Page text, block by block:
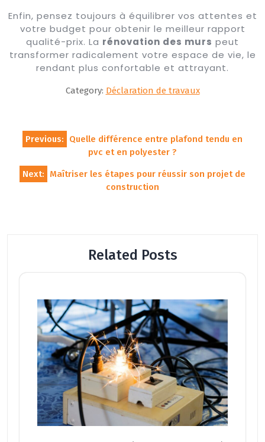
Enfin, pensez toujours à équilibrer vos attentes et
votre budget pour obtenir le meilleur rapport
qualité-prix. La rénovation des murs peut
transformer radicalement votre espace de vie, le
rendant plus confortable et attrayant.
Category: Déclaration de travaux
Navigation
de
l’article
Previous:
Quelle différence entre plafond tendu en
pvc et en polyester ?
Next:
Maîtriser les étapes pour réussir son projet de
construction
Related Posts